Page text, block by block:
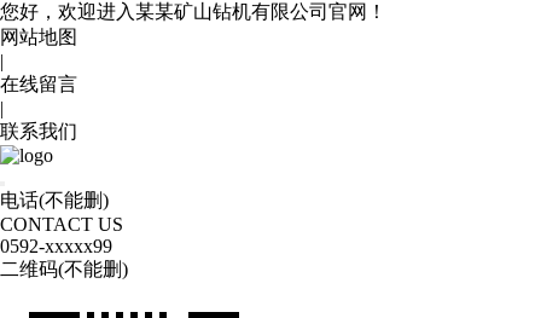
您好，欢迎进入某某矿山钻机有限公司官网！
网站地图
|
在线留言
|
联系我们
电话(不能删)
CONTACT US
0592-xxxxx99
二维码(不能删)